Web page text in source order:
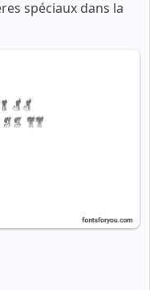
spéciaux dans la